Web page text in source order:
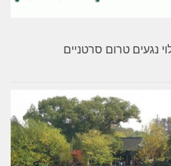
טרום סרטניים